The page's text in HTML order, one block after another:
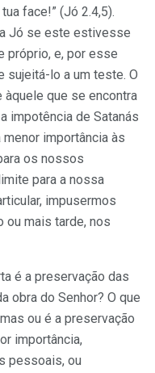
face!” (Jó 2.4,5).
Jó se este estivesse
próprio, e, por esse
sujeitá-lo a um teste. O
que se encontra
impotência de Satanás
importância às
os nossos
para a nossa
impusermos
ou mais tarde, nos
é a preser­vação das
obra do Senhor? O que
ou é a preservação
importância,
pessoais, ou